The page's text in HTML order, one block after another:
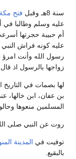
سنة 8هـ وقبل فتح مكة
عليه وسلم وطالبا في
أم حبيبة حجرتها
عليه كونه فراش
رسول الله وأنت
زواجها بالرسول اذ
لها بصمات في التاريخ
بن عفان، ابن خالها،
المسلمين منعوها
روت عن النبي صلى
توفيت في المدينة
بالبقيع.